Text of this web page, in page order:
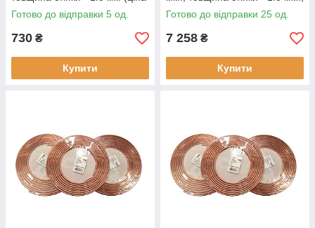
за метр)
Готово до відправки 5 од.
730 ₴
Купити
(ціна за бухту - 10 метрів)
Готово до відправки 25 од.
7 258 ₴
Купити